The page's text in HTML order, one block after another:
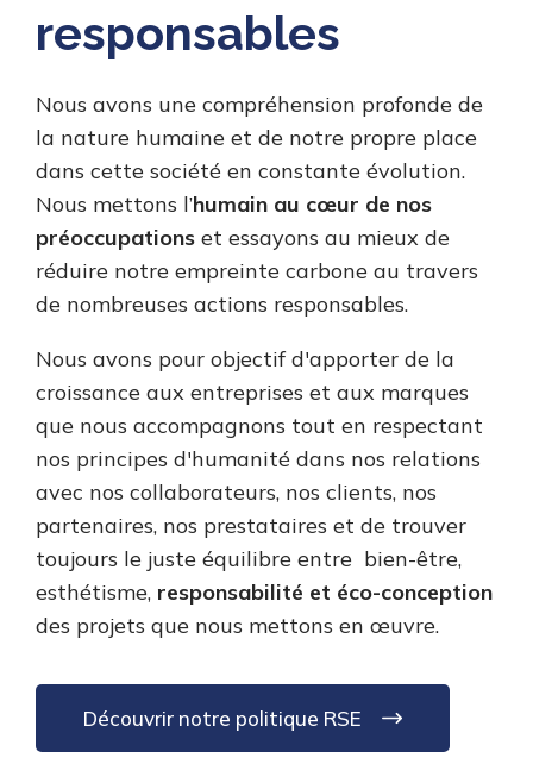
responsables
Nous avons une compréhension profonde de
la nature humaine et de notre propre place
dans cette société en constante évolution.
Nous mettons l’humain au cœur de nos
préoccupations et essayons au mieux de
réduire notre empreinte carbone au travers
de nombreuses actions responsables.
Nous avons pour objectif d'apporter de la
croissance aux entreprises et aux marques
que nous accompagnons tout en respectant
nos principes d'humanité dans nos relations
avec nos collaborateurs, nos clients, nos
partenaires, nos prestataires et de trouver
toujours le juste équilibre entre bien-être,
esthétisme, responsabilité et éco-conception
des projets que nous mettons en œuvre.
Découvrir notre politique RSE